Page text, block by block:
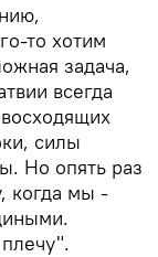
то хотим
задача,
всегда
силы
Но опять раз
когда мы -